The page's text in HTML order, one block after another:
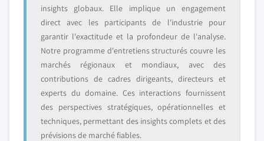
insights globaux. Elle implique un engagement
direct avec les participants de l'industrie pour
garantir l'exactitude et la profondeur de l'analyse.
Notre programme d'entretiens structurés couvre les
marchés régionaux et mondiaux, avec des
contributions de cadres dirigeants, directeurs et
experts du domaine. Ces interactions fournissent
des perspectives stratégiques, opérationnelles et
techniques, permettant des insights complets et des
prévisions de marché fiables.